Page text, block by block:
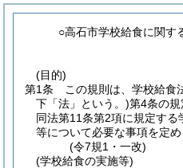
○高石市学校給食に関す
(目的)
第1条
この規則は、学校給食
下「法」という。)第4条の
同法第11条第2項に規定す
等について必要な事項を定め
(令7規1・一改)
(学校給食の実施等)